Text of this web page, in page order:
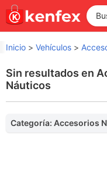
Inicio > Vehículos >
Sin resultados en
Náuticos
Categoría: Accesorios